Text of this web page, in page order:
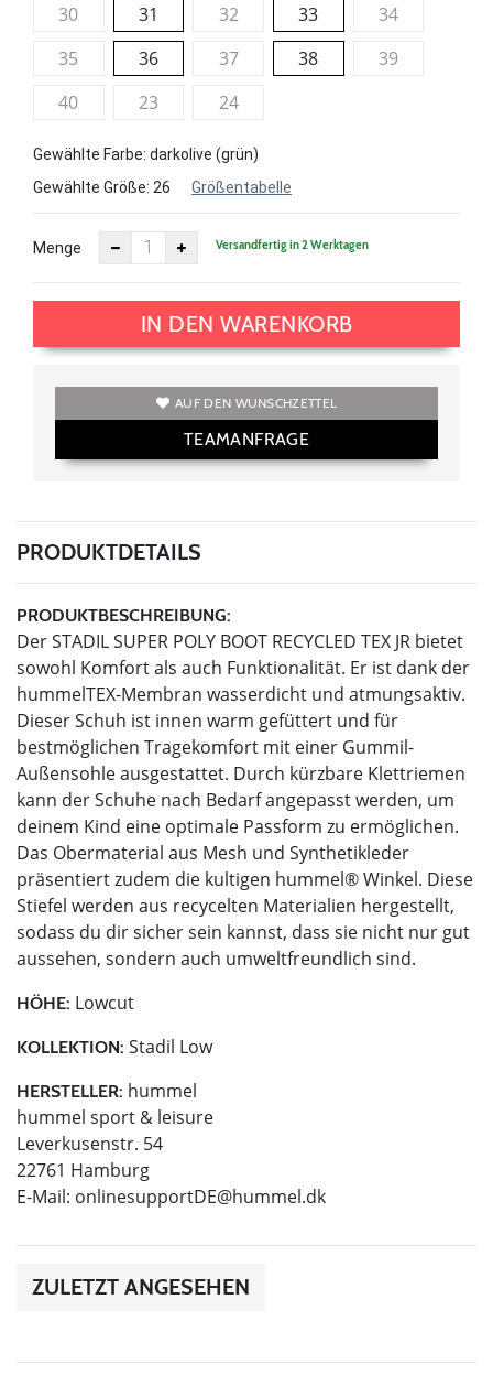
30
31 32 33
34
35
36 37 38
39
40
23 24
Gewählte Farbe: darkolive (grün)
Gewählte Größe: 26 Größentabelle
Menge Versandfertig in 2 Werktagen
IN DEN WARENKORB
AUF DEN WUNSCHZETTEL
TEAMANFRAGE
PRODUKTDETAILS
PRODUKTBESCHREIBUNG:
Der STADIL SUPER POLY BOOT RECYCLED TEX JR bietet
sowohl Komfort als auch Funktionalität. Er ist dank der
hummelTEX-Membran wasserdicht und atmungsaktiv.
Dieser Schuh ist innen warm gefüttert und für
bestmöglichen Tragekomfort mit einer Gummil-
Außensohle ausgestattet. Durch kürzbare Klettriemen
kann der Schuhe nach Bedarf angepasst werden, um
deinem Kind eine optimale Passform zu ermöglichen.
Das Obermaterial aus Mesh und Synthetikleder
präsentiert zudem die kultigen hummel® Winkel. Diese
Stiefel werden aus recycelten Materialien hergestellt,
sodass du dir sicher sein kannst, dass sie nicht nur gut
aussehen, sondern auch umweltfreundlich sind.
HÖHE: Lowcut
KOLLEKTION: Stadil Low
HERSTELLER: hummel
hummel sport & leisure
Leverkusenstr. 54
22761 Hamburg
E-Mail: onlinesupportDE@hummel.dk
ZULETZT ANGESEHEN